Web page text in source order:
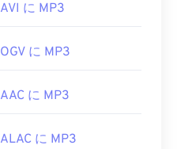
AVI に MP3
OGV に MP3
AAC に MP3
ALAC に MP3